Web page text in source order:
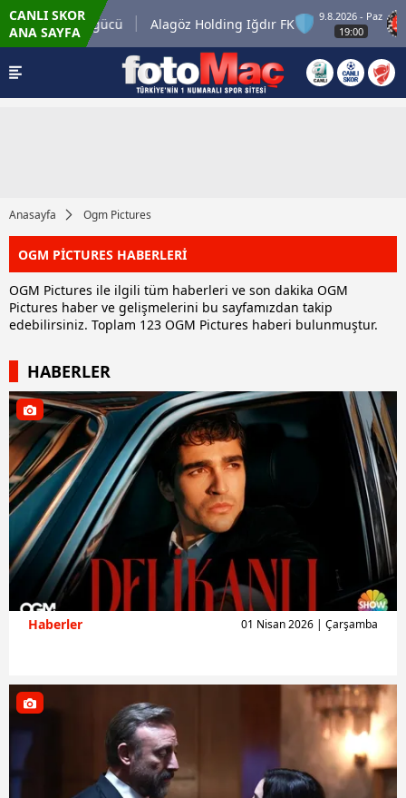
CANLI SKOR
ANA SAYFA
Keçiörengücü Alagöz Holding Iğdır FK
9.8.2026 - Paz
19:00
Anasayfa Ogm Pictures
OGM PİCTURES HABERLERİ
OGM Pictures ile ilgili tüm haberleri ve son dakika OGM
Pictures haber ve gelişmelerini bu sayfamızdan takip
edebilirsiniz. Toplam 123 OGM Pictures haberi bulunmuştur.
HABERLER
Haberler 01 Nisan 2026 | Çarşamba